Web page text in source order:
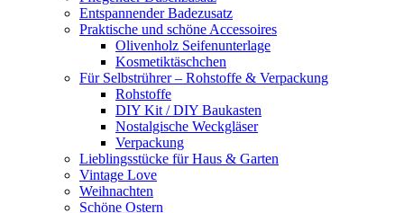
Entspannender Badezusatz
Praktische und schöne Accessoires
Olivenholz Seifenunterlage
Kosmetiktäschchen
Für Selbstrührer – Rohstoffe & Verpackung
Rohstoffe
DIY Kit / DIY Baukasten
Nostalgische Weckgläser
Verpackung
Lieblingsstücke für Haus & Garten
Vintage Love
Weihnachten
Schöne Ostern